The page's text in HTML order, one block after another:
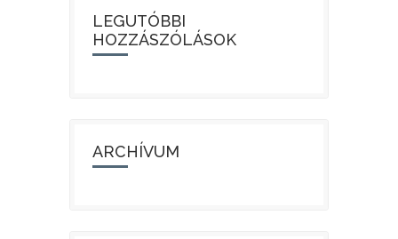
LEGUTÓBBI
HOZZÁSZÓLÁSOK
ARCHÍVUM